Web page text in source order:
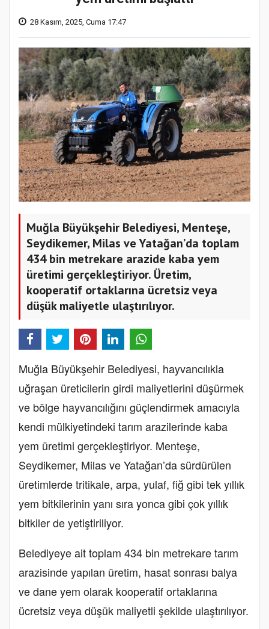
28 Kasım, 2025, Cuma 17:47
Muğla Büyükşehir Belediyesi, Menteşe,
Seydikemer, Milas ve Yatağan’da toplam
434 bin metrekare arazide kaba yem
üretimi gerçekleştiriyor. Üretim,
kooperatif ortaklarına ücretsiz veya
düşük maliyetle ulaştırılıyor.
Muğla Büyükşehir Belediyesi, hayvancılıkla
uğraşan üreticilerin girdi maliyetlerini düşürmek
ve bölge hayvancılığını güçlendirmek amacıyla
kendi mülkiyetindeki tarım arazilerinde kaba
yem üretimi gerçekleştiriyor. Menteşe,
Seydikemer, Milas ve Yatağan’da sürdürülen
üretimlerde tritikale, arpa, yulaf, fiğ gibi tek yıllık
yem bitkilerinin yanı sıra yonca gibi çok yıllık
bitkiler de yetiştiriliyor.
Belediyeye ait toplam 434 bin metrekare tarım
arazisinde yapılan üretim, hasat sonrası balya
ve dane yem olarak kooperatif ortaklarına
ücretsiz veya düşük maliyetli şekilde ulaştırılıyor.